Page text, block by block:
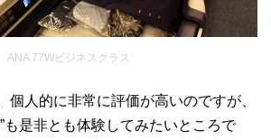
ANA 77Wビジネスクラス
個人的に非常に評価が高いのですが、
も是非とも体験してみたいところで